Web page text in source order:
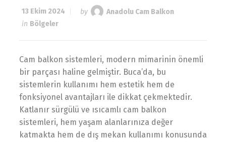
13 Ekim 2024 by
Anadolu Cam Balkon
in Bölgeler
Cam balkon sistemleri, modern mimarinin önemli
bir parçası haline gelmiştir. Buca’da, bu
sistemlerin kullanımı hem estetik hem de
fonksiyonel avantajları ile dikkat çekmektedir.
Katlanır sürgülü ve ısıcamlı cam balkon
sistemleri, hem yaşam alanlarınıza değer
katmakta hem de dış mekan kullanımı konusunda